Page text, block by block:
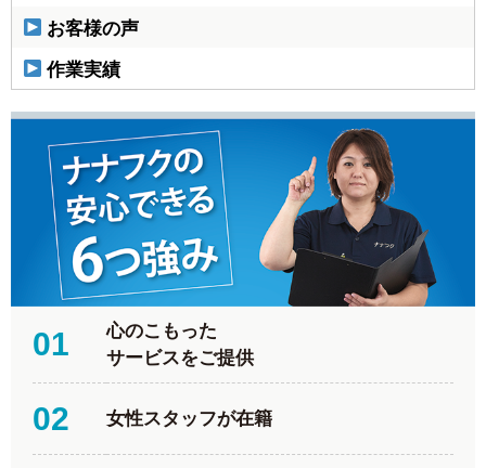
お客様の声
作業実績
01
心のこもった
サービスをご提供
02 女性スタッフが在籍